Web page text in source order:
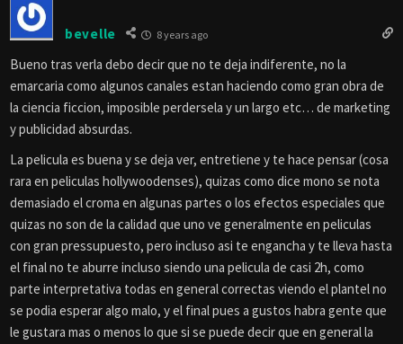
bevelle 8 years ago
Bueno tras verla debo decir que no te deja indiferente, no la
emarcaria como algunos canales estan haciendo como gran obra de
la ciencia ficcion, imposible perdersela y un largo etc… de marketing
y publicidad absurdas.
La pelicula es buena y se deja ver, entretiene y te hace pensar (cosa
rara en peliculas hollywoodenses), quizas como dice mono se nota
demasiado el croma en algunas partes o los efectos especiales que
quizas no son de la calidad que uno ve generalmente en peliculas
con gran pressupuesto, pero incluso asi te engancha y te lleva hasta
el final no te aburre incluso siendo una pelicula de casi 2h, como
parte interpretativa todas en general correctas viendo el plantel no
se podia esperar algo malo, y el final pues a gustos habra gente que
le gustara mas o menos lo que si se puede decir que en general la